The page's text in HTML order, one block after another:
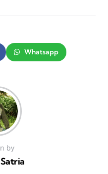
Whatsapp
by